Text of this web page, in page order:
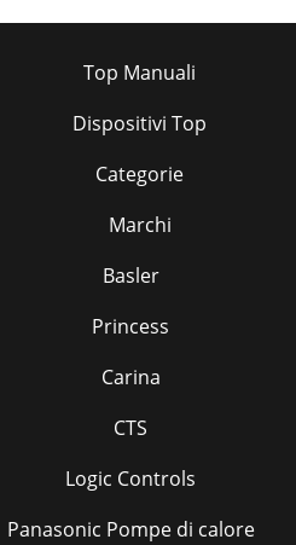
Top Manuali
Dispositivi Top
Categorie
Marchi
Basler
Princess
Carina
CTS
Logic Controls
Panasonic Pompe di calore